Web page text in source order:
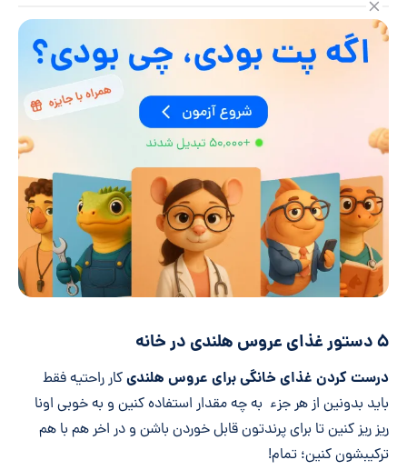
۵ دستور غذای عروس هلندی در خانه
درست کردن غذای خانگی برای عروس هلندیکار راحتیه فقط
باید بدونین از هر جزء به چه مقدار استفاده کنین و به خوبی اونا
ریز ریز کنین تا برای پرندتون قابل خوردن باشن و در اخر هم با هم
ترکیبشون کنین؛ تمام!